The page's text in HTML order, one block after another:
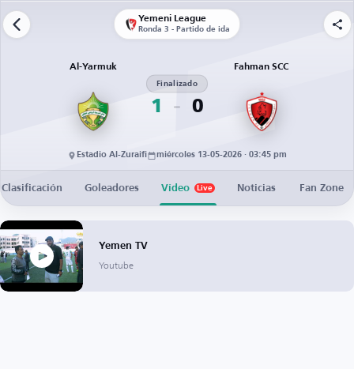
Yemeni League
Ronda 3 - Partido de ida
Al-Yarmuk
1
Finalizado
0
Fahman SCC
Estadio Al-Zuraifi miércoles 13-05-2026 · 03:45 pm
Clasificación Goleadores Vídeo Live Noticias Fan Zone
Yemen TV
Youtube